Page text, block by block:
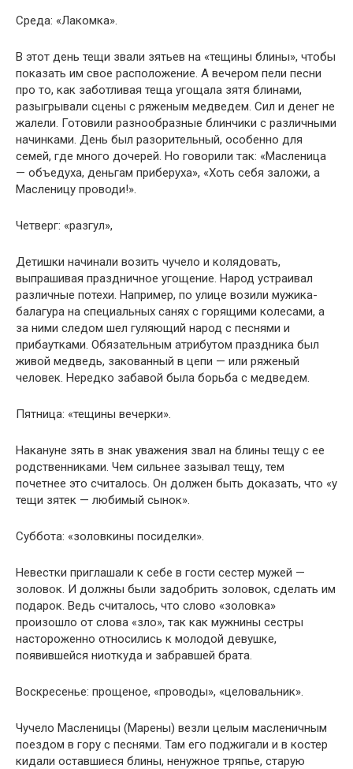
Среда: «Лакомка».
В этот день тещи звали зятьев на «тещины блины», чтобы
показать им свое расположение. А вечером пели песни
про то, как заботливая теща угощала зятя блинами,
разыгрывали сцены с ряженым медведем. Сил и денег не
жалели. Готовили разнообразные блинчики с различными
начинками. День был разорительный, особенно для
семей, где много дочерей. Но говорили так: «Масленица
— объедуха, деньгам приберуха», «Хоть себя заложи, а
Масленицу проводи!».
Четверг: «разгул»,
Детишки начинали возить чучело и колядовать,
выпрашивая праздничное угощение. Народ устраивал
различные потехи. Например, по улице возили мужика-
балагура на специальных санях с горящими колесами, а
за ними следом шел гуляющий народ с песнями и
прибаутками. Обязательным атрибутом праздника был
живой медведь, закованный в цепи — или ряженый
человек. Нередко забавой была борьба с медведем.
Пятница: «тещины вечерки».
Накануне зять в знак уважения звал на блины тещу с ее
родственниками. Чем сильнее зазывал тещу, тем
почетнее это считалось. Он должен быть доказать, что «у
тещи зятек — любимый сынок».
Суббота: «золовкины посиделки».
Невестки приглашали к себе в гости сестер мужей —
золовок. И должны были задобрить золовок, сделать им
подарок. Ведь считалось, что слово «золовка»
произошло от слова «зло», так как мужнины сестры
настороженно относились к молодой девушке,
появившейся ниоткуда и забравшей брата.
Воскресенье: прощеное, «проводы», «целовальник».
Чучело Масленицы (Марены) везли целым масленичным
поездом в гору с песнями. Там его поджигали и в костер
кидали оставшиеся блины, ненужное тряпье, старую